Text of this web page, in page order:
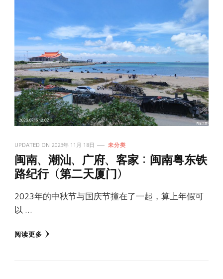
UPDATED ON 2023年 11月 18日 未分类
闽南、潮汕、广府、客家：闽南粤东铁
路纪行（第二天厦门）
2023年的中秋节与国庆节撞在了一起，算上年假可
以 …
阅读更多